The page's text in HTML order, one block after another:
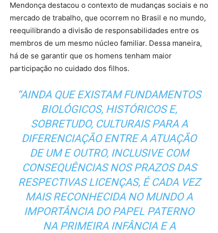
Mendonça destacou o contexto de mudanças sociais e no
mercado de trabalho, que ocorrem no Brasil e no mundo,
reequilibrando a divisão de responsabilidades entre os
membros de um mesmo núcleo familiar. Dessa maneira,
há de se garantir que os homens tenham maior
participação no cuidado dos filhos.
“AINDA QUE EXISTAM FUNDAMENTOS
BIOLÓGICOS, HISTÓRICOS E,
SOBRETUDO, CULTURAIS PARA A
DIFERENCIAÇÃO ENTRE A ATUAÇÃO
DE UM E OUTRO, INCLUSIVE COM
CONSEQUÊNCIAS NOS PRAZOS DAS
RESPECTIVAS LICENÇAS, É CADA VEZ
MAIS RECONHECIDA NO MUNDO A
IMPORTÂNCIA DO PAPEL PATERNO
NA PRIMEIRA INFÂNCIA E A